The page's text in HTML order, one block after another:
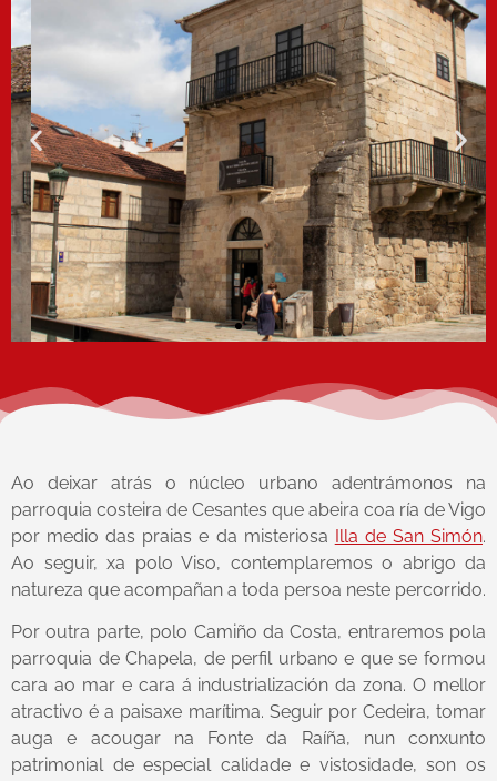
Torre
Ao deixar atrás o núcleo urbano adentrámonos na
parroquia costeira de Cesantes que abeira coa ría de Vigo
por medio das praias e da misteriosa Illa de San Simón.
Ao seguir, xa polo Viso, contemplaremos o abrigo da
natureza que acompañan a toda persoa neste percorrido.
Por outra parte, polo Camiño da Costa, entraremos pola
parroquia de Chapela, de perfil urbano e que se formou
cara ao mar e cara á industrialización da zona. O mellor
atractivo é a paisaxe marítima. Seguir por Cedeira, tomar
auga e acougar na Fonte da Raíña, nun conxunto
patrimonial de especial calidade e vistosidade, son os